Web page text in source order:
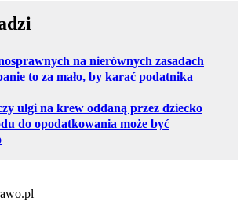
na nierównych zasadach
to za mało, by karać podatnika
ulgi na krew oddaną przez dziecko
do opodatkowania może być